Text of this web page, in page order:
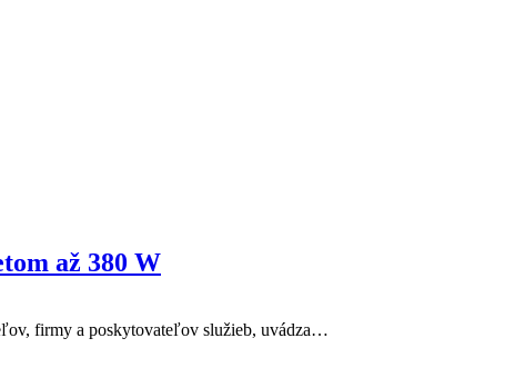
až 380 W
firmy a poskytovateľov služieb, uvádza…